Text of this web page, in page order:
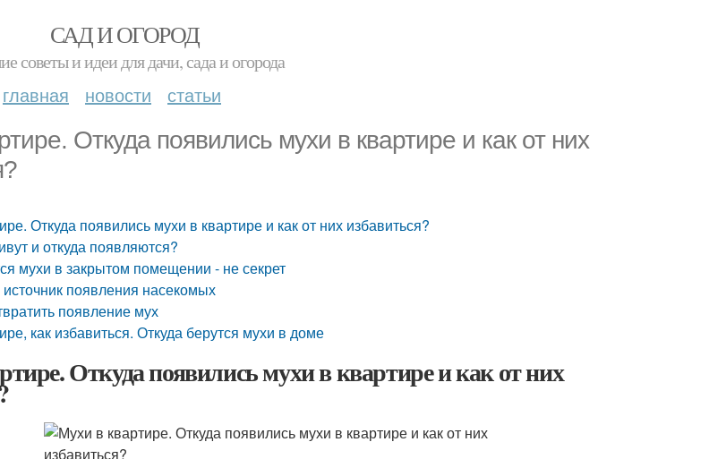
САД И ОГОРОД
советы и идеи для дачи, сада и огорода
главная новости статьи
Откуда появились мухи в квартире и как от них
Откуда появились мухи в квартире и как от них избавиться?
и откуда появляются?
мухи в закрытом помещении - не секрет
появления насекомых
появление мух
как избавиться. Откуда берутся мухи в доме
Откуда появились мухи в квартире и как от них